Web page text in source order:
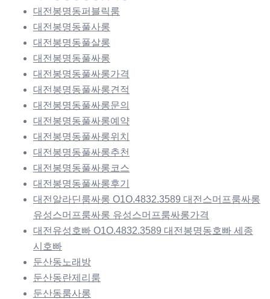
대전봉명동퍼블릭룸
대전봉명동풀사롱
대전봉명동풀살롱
대전봉명동풀싸롱
대전봉명동풀싸롱가격
대전봉명동풀싸롱견적
대전봉명동풀싸롱문의
대전봉명동풀싸롱예약
대전봉명동풀싸롱위치
대전봉명동풀싸롱추천
대전봉명동풀싸롱코스
대전봉명동풀싸롱후기
대전알라딘룸싸롱 O1O.4832.3589 대전스머프룸싸롱
유성스머프룸싸롱 유성스머프룸싸롱가격
대전유성호빠 O1O.4832.3589 대전봉명동호빠 세종
시호빠
둔산동노래방
둔산동란제리룸
둔산동룸사롱